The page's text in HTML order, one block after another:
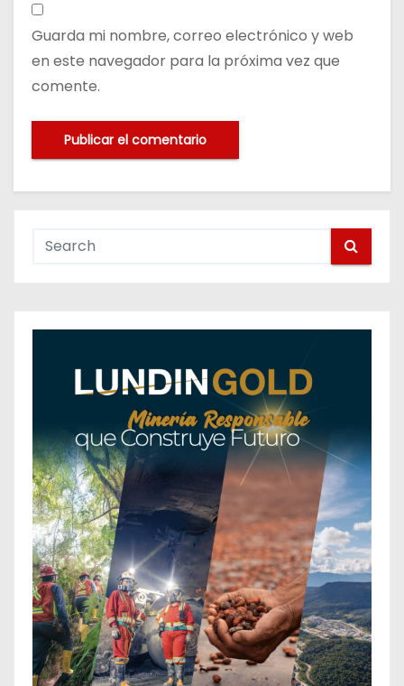
Guarda mi nombre, correo electrónico y web
en este navegador para la próxima vez que
comente.